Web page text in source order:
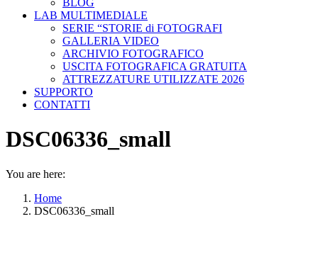
BLOG
LAB MULTIMEDIALE
SERIE “STORIE di FOTOGRAFI
GALLERIA VIDEO
ARCHIVIO FOTOGRAFICO
USCITA FOTOGRAFICA GRATUITA
ATTREZZATURE UTILIZZATE 2026
SUPPORTO
CONTATTI
DSC06336_small
You are here:
Home
DSC06336_small